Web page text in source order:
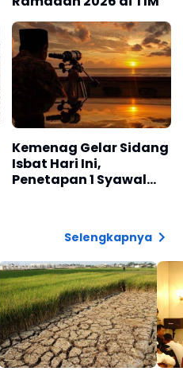
Kemenag Gelar Sidang
Isbat Hari Ini,
Penetapan 1 Syawal
Selengkapnya